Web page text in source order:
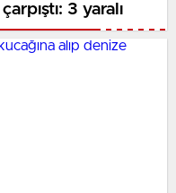
3 yaralı